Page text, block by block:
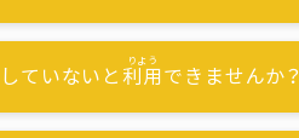
していないと利用できませんか？